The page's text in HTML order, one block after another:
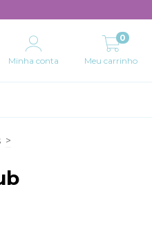
Minha conta Meu carrinho
0
>